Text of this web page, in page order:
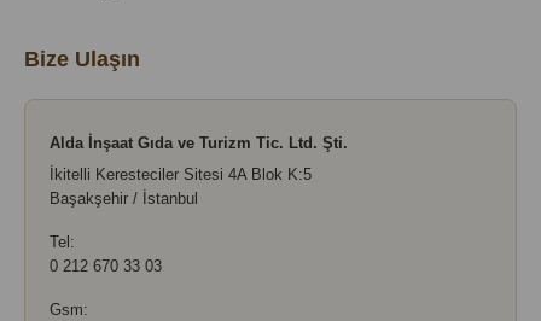
Bize Ulaşın
Alda İnşaat Gıda ve Turizm Tic. Ltd. Şti.
İkitelli Keresteciler Sitesi 4A Blok K:5
Başakşehir / İstanbul
Tel:
0 212 670 33 03
Gsm: